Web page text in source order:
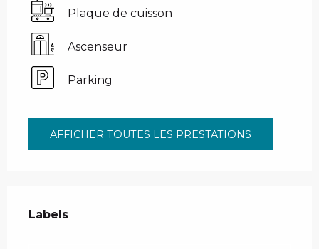
Plaque de cuisson
Ascenseur
Parking
AFFICHER TOUTES LES PRESTATIONS
Labels
Labels